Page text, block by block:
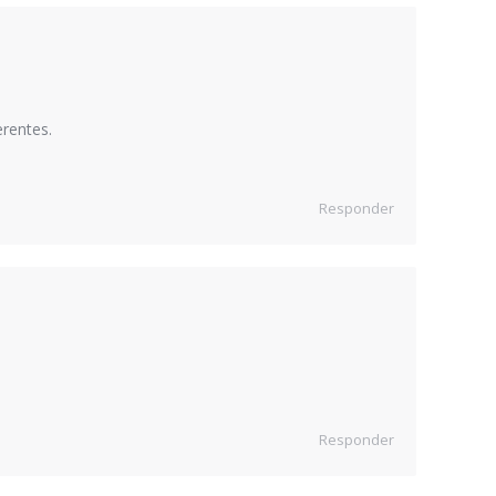
Responder
Responder